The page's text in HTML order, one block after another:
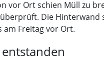
vor Ort schien Müll zu
Die Hinterwand
am Freitag vor Ort.